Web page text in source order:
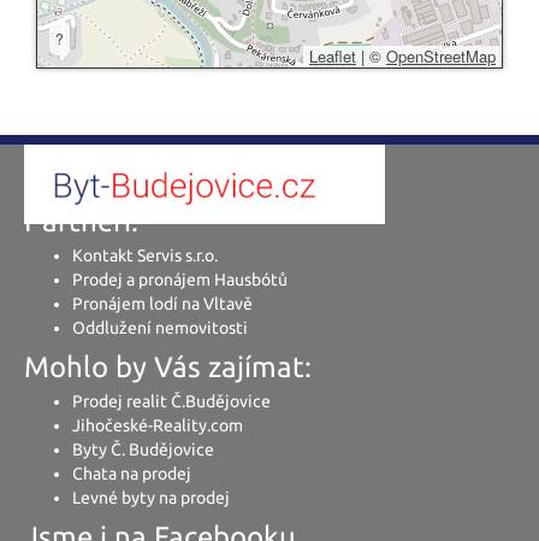
?
Leaflet | © OpenStreetMap
Partneři:
Kontakt Servis s.r.o.
Prodej a pronájem Hausbótů
Pronájem lodí na Vltavě
Oddlužení nemovitosti
Mohlo by Vás zajímat:
Prodej realit Č.Budějovice
Jihočeské-Reality.com
Byty Č. Budějovice
Chata na prodej
Levné byty na prodej